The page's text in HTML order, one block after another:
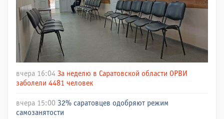
вчера 16:04 За неделю в Саратовской области ОРВИ
заболели 4481 человек
вчера 15:00 32% саратовцев одобряют режим
самозанятости